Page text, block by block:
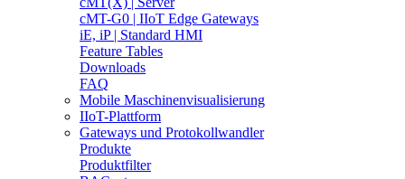
cMT-G0 | IIoT Edge Gateways
iE, iP | Standard HMI
Feature Tables
Downloads
FAQ
Mobile Maschinenvisualisierung
IIoT-Plattform
Gateways und Protokollwandler
Produkte
Produktfilter